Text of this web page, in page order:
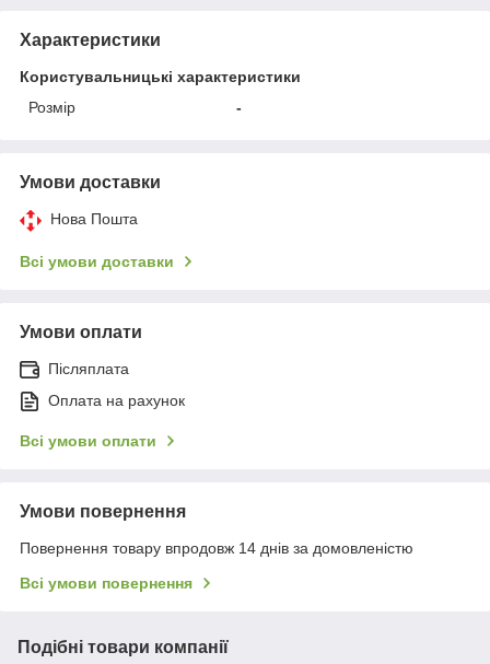
Характеристики
Користувальницькі характеристики
Розмір
-
Умови доставки
Нова Пошта
Всі умови доставки
Умови оплати
Післяплата
Оплата на рахунок
Всі умови оплати
Умови повернення
Повернення товару впродовж 14 днів за домовленістю
Всі умови повернення
Подібні товари компанії